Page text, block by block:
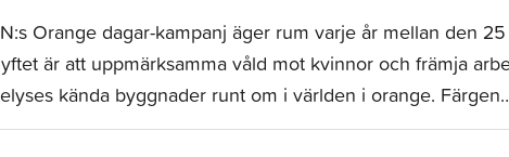
Orange dagar-kampanj äger rum varje år mellan den
är att uppmärksamma våld mot kvinnor och främja
kända byggnader runt om i världen i orange.